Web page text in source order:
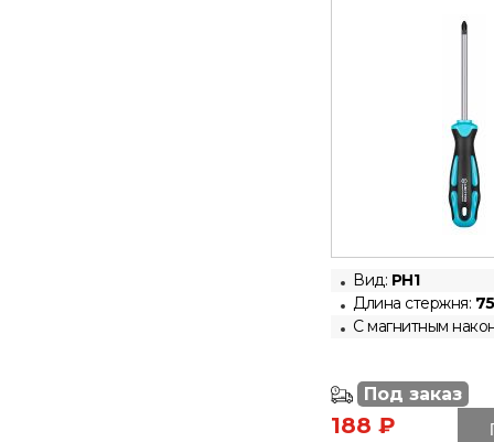
Вид: PH1
Длина стержня:
С магнитным
Под заказ
188 ₽